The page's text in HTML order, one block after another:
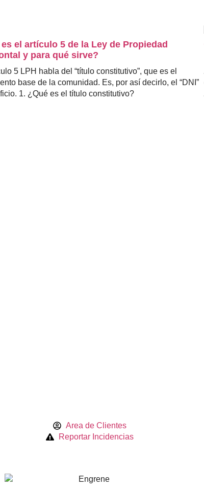
es el artículo 5 de la Ley de Propiedad
y para qué sirve?
5 LPH habla del “título constitutivo”, que es el
base de la comunidad. Es, por así decirlo, el “DNI”
1. ¿Qué es el título constitutivo?
Area de Clientes
Reportar Incidencias